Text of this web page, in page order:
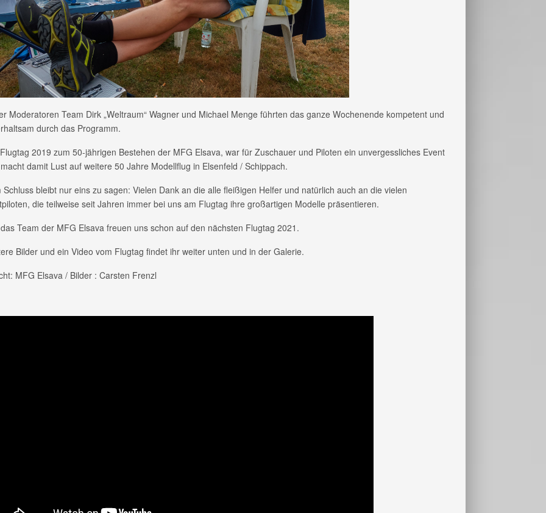
Moderatoren Team Dirk „Weltraum“ Wagner und Michael Menge führten das ganze Wochenende kompetent und
durch das Programm.
2019 zum 50-jährigen Bestehen der MFG Elsava, war für Zuschauer und Piloten ein unvergessliches Event
damit Lust auf weitere 50 Jahre Modellflug in Elsenfeld / Schippach.
Schluss bleibt nur eins zu sagen: Vielen Dank an die alle fleißigen Helfer und natürlich auch an die vielen
die teilweise seit Jahren immer bei uns am Flugtag ihre großartigen Modelle präsentieren.
Team der MFG Elsava freuen uns schon auf den nächsten Flugtag 2021.
Bilder und ein Video vom Flugtag findet ihr weiter unten und in der Galerie.
MFG Elsava / Bilder : Carsten Frenzl